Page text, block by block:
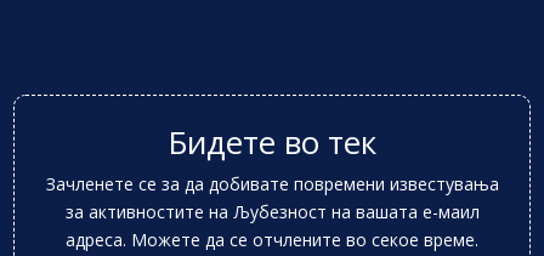
Бидете во тек
Зачленете се за да добивате повремени известувања
за активностите на Љубезност на вашата е-маил
адреса. Можете да се отчлените во секое време.